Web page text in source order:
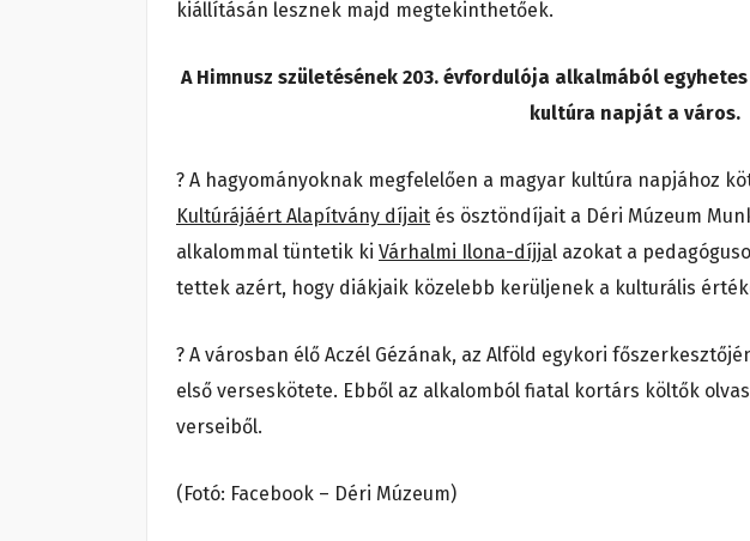
kiállításán lesznek majd megtekinthetőek.
A Himnusz születésének 203. évfordulója alkalmából
kultúra napját a város.
? A hagyományoknak megfelelően a magyar kultúra napjához
Kultúrájáért Alapítvány díjait és ösztöndíjait a Déri Múzeum
alkalommal tüntetik ki Várhalmi Ilona-díjjal azokat a
tettek azért, hogy diákjaik közelebb kerüljenek a kulturális
? A városban élő Aczél Gézának, az Alföld egykori
első verseskötete. Ebből az alkalomból fiatal kortárs költők
verseiből.
(Fotó: Facebook – Déri Múzeum)